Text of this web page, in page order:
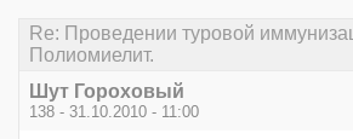
Re: Проведении туровой
Полиомиелит.
Шут Гороховый
138 - 31.10.2010 - 11:00